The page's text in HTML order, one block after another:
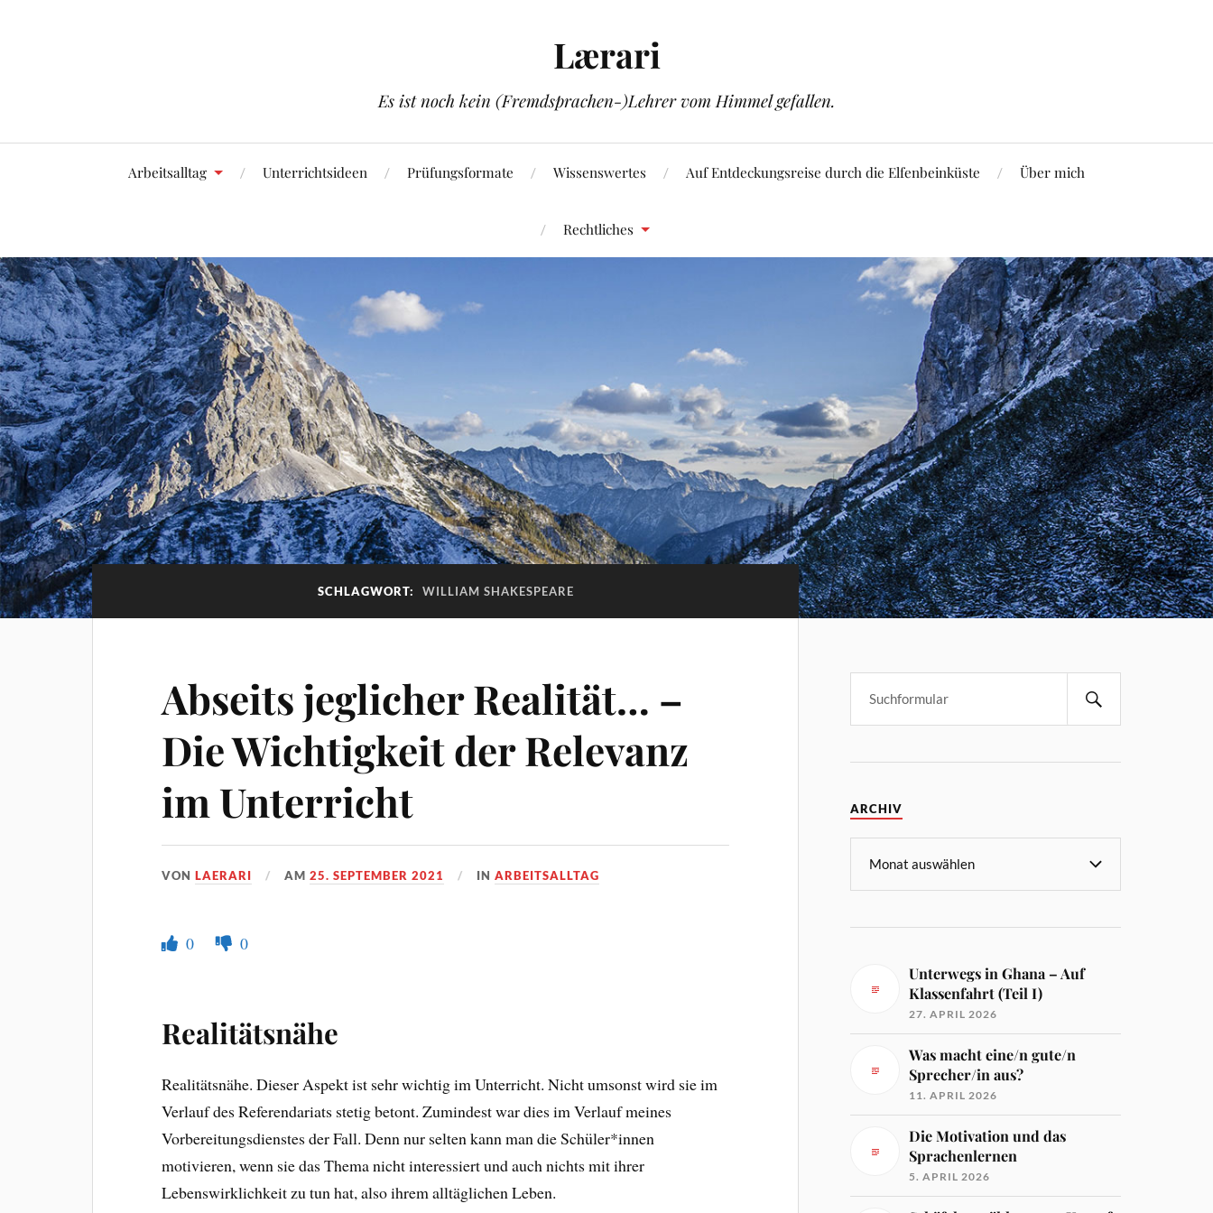
Lærari
Es ist noch kein (Fremdsprachen-)Lehrer vom Himmel gefallen.
Arbeitsalltag Unterrichtsideen Prüfungsformate Wissenswertes Auf Entdeckungsreise durch die Elfenbeinküste Über mich
Rechtliches
SCHLAGWORT: WILLIAM SHAKESPEARE
Abseits jeglicher Realität… –
Die Wichtigkeit der Relevanz
im Unterricht
VONLAERARI AM25. SEPTEMBER 2021 INARBEITSALLTAG
0 0
Realitätsnähe
Realitätsnähe. Dieser Aspekt ist sehr wichtig im Unterricht. Nicht umsonst wird sie im
Verlauf des Referendariats stetig betont. Zumindest war dies im Verlauf meines
Vorbereitungsdienstes der Fall. Denn nur selten kann man die Schüler*innen
motivieren, wenn sie das Thema nicht interessiert und auch nichts mit ihrer
Lebenswirklichkeit zu tun hat, also ihrem alltäglichen Leben.
ARCHIV
Unterwegs in Ghana – Auf
Klassenfahrt (Teil I)
27. APRIL 2026
Was macht eine/n gute/n
Sprecher/in aus?
11. APRIL 2026
Die Motivation und das
Sprachenlernen
5. APRIL 2026